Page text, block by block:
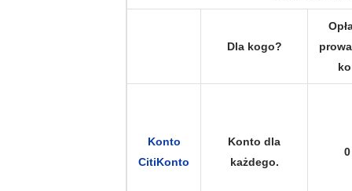
Dla kogo?
Konto
CitiKonto
Konto dla
każdego.
0